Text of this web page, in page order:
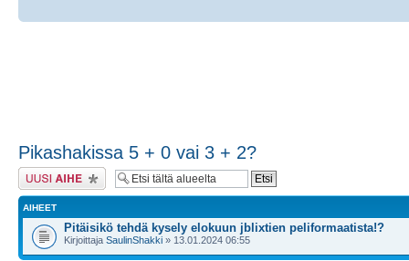
Pikashakissa 5 + 0 vai 3 + 2?
Lähetä uusi viesti
AIHEET
Pitäisikö tehdä kysely elokuun jblixtien peliformaatista!?
Kirjoittaja SaulinShakki » 13.01.2024 06:55